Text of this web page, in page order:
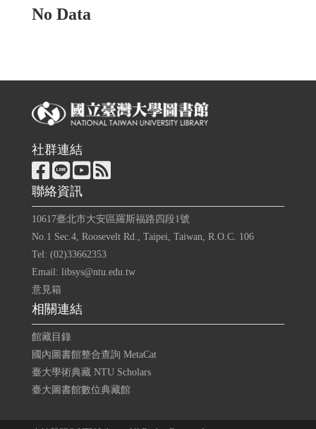
No Data
社群連結
聯絡資訊
10617臺北市大安區羅斯福路四段1號
No.1 Sec.4, Roosevelt Rd., Taipei, Taiwan, R.O.C. 106
Tel: (02)33662353
Email: libsys@ntu.edu.tw
意見箱
相關連結
館藏目錄
國內圖書館整合查詢 MetaCat
臺大學術典藏 NTU Scholars
臺大圖書館數位典藏館